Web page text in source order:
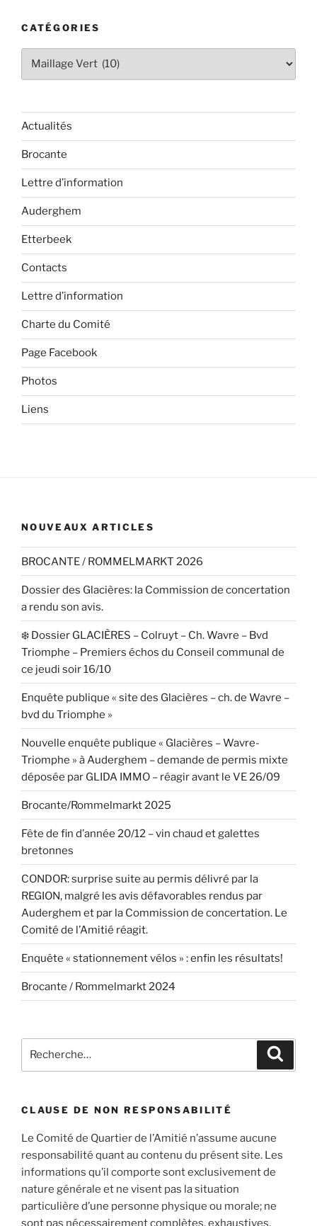
CATÉGORIES
Actualités
Brocante
Lettre d’information
Auderghem
Etterbeek
Contacts
Lettre d’information
Charte du Comité
Page Facebook
Photos
Liens
NOUVEAUX ARTICLES
BROCANTE / ROMMELMARKT 2026
Dossier des Glacières: la Commission de concertation
a rendu son avis.
❄️ Dossier GLACIÈRES – Colruyt – Ch. Wavre – Bvd
Triomphe – Premiers échos du Conseil communal de
ce jeudi soir 16/10
Enquête publique « site des Glacières – ch. de Wavre –
bvd du Triomphe »
Nouvelle enquête publique « Glacières – Wavre-
Triomphe » à Auderghem – demande de permis mixte
déposée par GLIDA IMMO – réagir avant le VE 26/09
Brocante/Rommelmarkt 2025
Fête de fin d’année 20/12 – vin chaud et galettes
bretonnes
CONDOR: surprise suite au permis délivré par la
REGION, malgré les avis défavorables rendus par
Auderghem et par la Commission de concertation. Le
Comité de l’Amitié réagit.
Enquête « stationnement vélos » : enfin les résultats!
Brocante / Rommelmarkt 2024
pour
CLAUSE DE NON RESPONSABILITÉ
Le Comité de Quartier de l’Amitié n’assume aucune
responsabilité quant au contenu du présent site. Les
informations qu’il comporte sont exclusivement de
nature générale et ne visent pas la situation
particulière d’une personne physique ou morale; ne
sont pas nécessairement complètes, exhaustives,